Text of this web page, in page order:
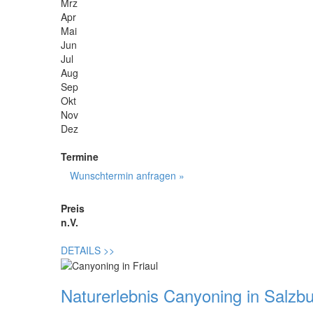
Mrz
Apr
Mai
Jun
Jul
Aug
Sep
Okt
Nov
Dez
Termine
Wunschtermin anfragen »
Preis
n.V.
DETAILS >>
Naturerlebnis Canyoning in